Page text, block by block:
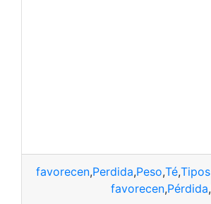
favorecen,Perdida,Peso,Té,Tipos
favorecen,Pérdida,